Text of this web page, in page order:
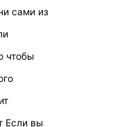
сами из
чтобы
Если вы